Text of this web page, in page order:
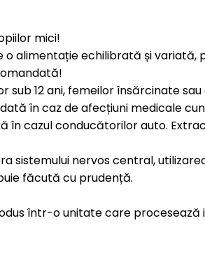
mici!
o alimentație echilibrată și variată,
sub 12 ani, femeilor însărcinate
în caz de afecțiuni medicale
în cazul conducătorilor auto.
sistemului nervos central,
făcută cu prudență.
într-o unitate care procesează